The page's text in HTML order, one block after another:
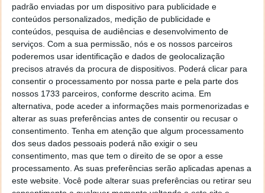
padrão enviadas por um dispositivo para publicidade e
conteúdos personalizados, medição de publicidade e
conteúdos, pesquisa de audiências e desenvolvimento de
serviços. Com a sua permissão, nós e os nossos parceiros
poderemos usar identificação e dados de geolocalização
precisos através da procura de dispositivos. Poderá clicar para
consentir o processamento por nossa parte e pela parte dos
nossos 1733 parceiros, conforme descrito acima. Em
alternativa, pode aceder a informações mais pormenorizadas e
alterar as suas preferências antes de consentir ou recusar o
consentimento. Tenha em atenção que algum processamento
dos seus dados pessoais poderá não exigir o seu
consentimento, mas que tem o direito de se opor a esse
processamento. As suas preferências serão aplicadas apenas a
este website. Você pode alterar suas preferências ou retirar seu
O Galaxy Z Flip7 reúne potência, inteligência e
personalidade num formato compacto e icónico.
Com a FlexWindow, agora de margem a margem,
pode expressar-se, aceder rapidamente às principais
funcionalidades e manter-se ligado, tudo isto sem
abrir o dispositivo.
Criado para estilos de vida dinâmicos, o Galaxy Z
Flip7 transforma a forma como o utilizador capta e
partilha - desde selfies perfeitas a vídeos
cinematográficos - tudo com a agilidade que só um
Flip pode oferecer.